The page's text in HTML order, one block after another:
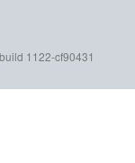
1122-cf90431